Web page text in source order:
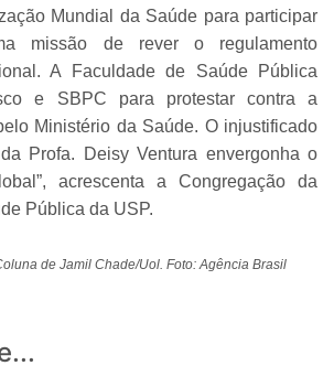
Mundial da Saúde para participar
missão de rever o regulamento
A Faculdade de Saúde Pública
e SBPC para protestar contra a
Ministério da Saúde. O injustificado
Profa. Deisy Ventura envergonha o
acrescenta a Congregação da
Pública da USP.
de Jamil Chade/Uol. Foto: Agência Brasil